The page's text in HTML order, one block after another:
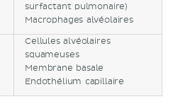
surfactant pulmonaire)
Macrophages alvéolaires
Cellules alvéolaires
squameuses
Membrane basale
Endothélium capillaire